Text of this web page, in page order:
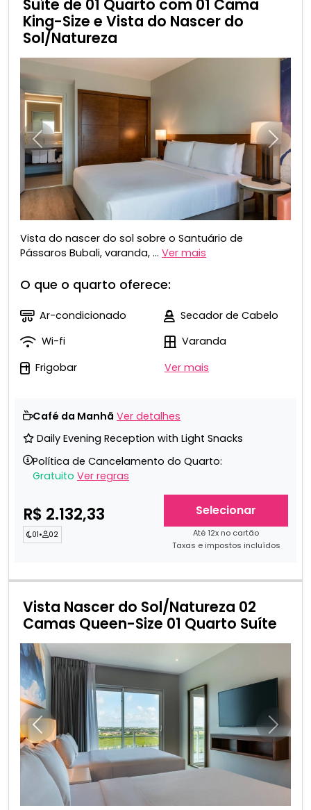
Suíte de 01 Quarto com 01 Cama
King-Size e Vista do Nascer do
Sol/Natureza
Anterior
Vista do nascer do sol sobre o Santuário de
Pássaros Bubali, varanda, ... Ver mais
O que o quarto oferece:
Ar-condicionado
Secador de Cabelo
Wi-fi
Varanda
Frigobar
Ver mais
Café da Manhã Ver detalhes
Daily Evening Reception with Light Snacks
Política de Cancelamento do Quarto:
Gratuito Ver regras
R$ 2.132,33
01• 02
Selecionar
Até 12x no cartão
Taxas e impostos incluídos
Vista Nascer do Sol/Natureza 02
Camas Queen-Size 01 Quarto Suíte
Anterior